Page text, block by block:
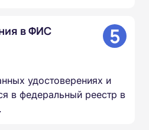
в ФИС
5
удостоверениях и
в федеральный реестр в